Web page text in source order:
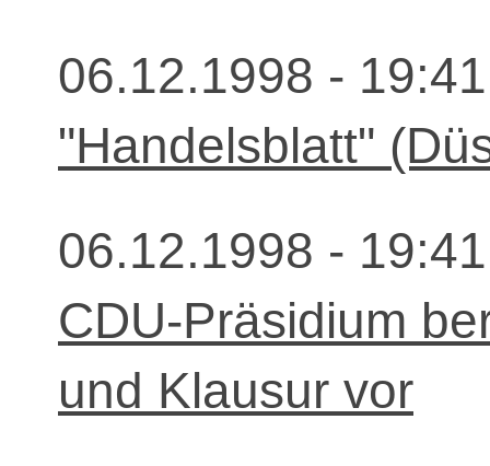
06.12.1998 -
"Handelsblatt"
06.12.1998 -
CDU-Präsidium
und Klausur vor